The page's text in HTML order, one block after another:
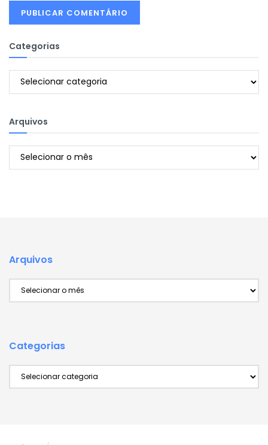
Categorias
Categorias
Arquivos
Arquivos
Arquivos
Categorias